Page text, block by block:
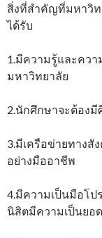
สิ่งที่สำคัญที่มหาวิ
ได้รับ
1.มีความรู้และควา
มหาวิทยาลัย
2.นักศึกษาจะต้อง
3.มีเครือข่ายทางสั
อย่างมืออาชีพ
4.มีความเป็นมือโป
นิสิตมีความเป็นยอ